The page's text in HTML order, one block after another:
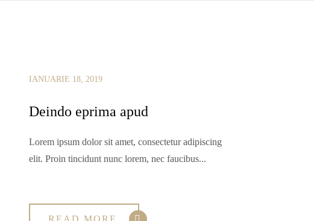
IANUARIE 18, 2019
Deindo eprima apud
Lorem ipsum dolor sit amet, consectetur adipiscing
elit. Proin tincidunt nunc lorem, nec faucibus...
READ MORE